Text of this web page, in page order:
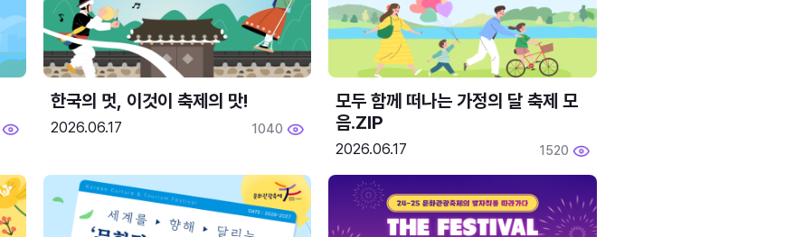
한국의 멋, 이것이 축제의 맛!
2026.06.17 1040
모두 함께 떠나는 가정의 달 축제 모
음.ZIP
2026.06.17 1520